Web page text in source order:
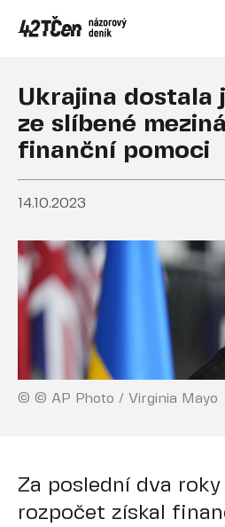
Ukrajina dostala
ze slíbené
finanční pomoci
14.10.2023
© © AP Photo / Virginia Mayo
Za poslední dva
rozpočet získal